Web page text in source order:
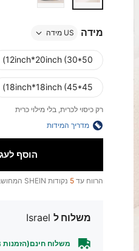
מידה US מידה
12inch*20inch (30*50)
18inch*18inch (45*45)
רק כיסוי לכרית, בלי מילוי כרית
מדריך המידות
הוסף
הרווח עד 5 נקודות SHEIN המחושבות בקופה.
משלוח ל Israel
משלוח חינם(הזמנות ≥